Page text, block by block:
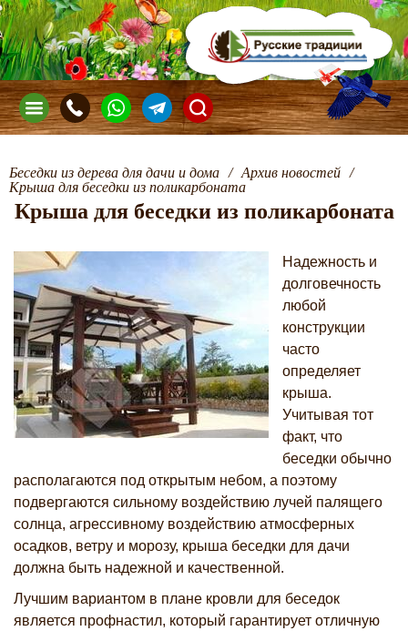
Беседки из дерева для дачи и дома / Архив новостей /
Крыша для беседки из поликарбоната
Крыша для беседки из поликарбоната
Надежность и
долговечность
любой
конструкции
часто
определяет
крыша.
Учитывая тот
факт, что
беседки обычно
располагаются под открытым небом, а поэтому
подвергаются сильному воздействию лучей палящего
солнца, агрессивному воздействию атмосферных
осадков, ветру и морозу, крыша беседки для дачи
должна быть надежной и качественной.
Лучшим вариантом в плане кровли для беседок
является профнастил, который гарантирует отличную